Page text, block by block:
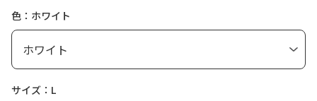
色：ホワイト
サイズ：L